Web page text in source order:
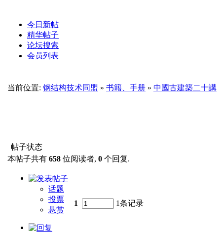
今日新帖
精华帖子
论坛搜索
会员列表
当前位置: 钢结构技术同盟 » 书籍、手册 » 中國古建築二十講
帖子状态
本帖子共有 658 位阅读者, 0 个回复.
话题
投票
悬赏
1 1条记录